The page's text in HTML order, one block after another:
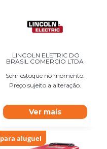
LINCOLN ELETRIC DO
BRASIL COMERCIO LTDA
Sem estoque no momento.
Preço sujeito a alteração.
Ver mais
para aluguel